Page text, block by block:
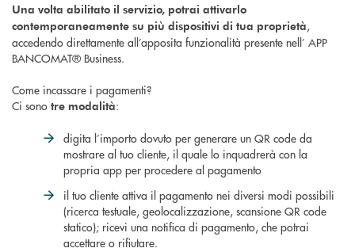
Una volta abilitato il servizio, potrai attivarlo
contemporaneamente su più dispositivi di tua proprietà,
accedendo direttamente all’apposita funzionalità presente nell’ APP
BANCOMAT® Business.
Come incassare i pagamenti?
Ci sono tre modalità:
digita l’importo dovuto per generare un QR code da
mostrare al tuo cliente, il quale lo inquadrerà con la
propria app per procedere al pagamento
il tuo cliente attiva il pagamento nei diversi modi possibili
(ricerca testuale, geolocalizzazione, scansione QR code
statico); ricevi una notifica di pagamento, che potrai
accettare o rifiutare.